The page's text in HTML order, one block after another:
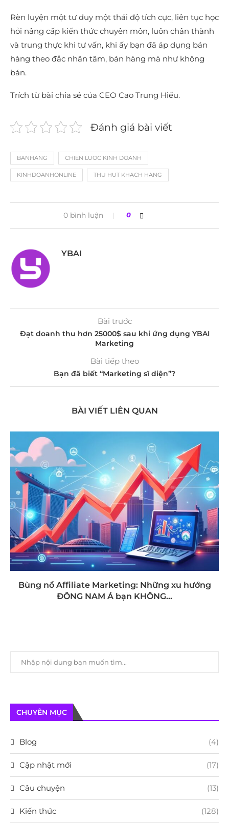
Rèn luyện một tư duy một thái độ tích cực, liên tục học
hỏi nâng cấp kiến thức chuyên môn, luôn chân thành
và trung thực khi tư vấn, khi ấy bạn đã áp dụng bán
hàng theo đắc nhân tâm, bán hàng mà như không
bán.
Trích từ bài chia sẻ của CEO Cao Trung Hiếu.
Đánh giá bài viết
BANHANG CHIEN LUOC KINH DOANH
KINHDOANHONLINE THU HUT KHACH HANG
0 bình luận 0
YBAI
Bài trước
Đạt doanh thu hơn 25000$ sau khi ứng dụng YBAI
Marketing
Bài tiếp theo
Bạn đã biết “Marketing sĩ diện”?
BÀI VIẾT LIÊN QUAN
Bùng nổ Affiliate Marketing: Những xu hướng
ĐÔNG NAM Á bạn KHÔNG...
CHUYÊN MỤC
Blog (4)
Cập nhật mới (17)
Câu chuyện (13)
Kiến thức (128)